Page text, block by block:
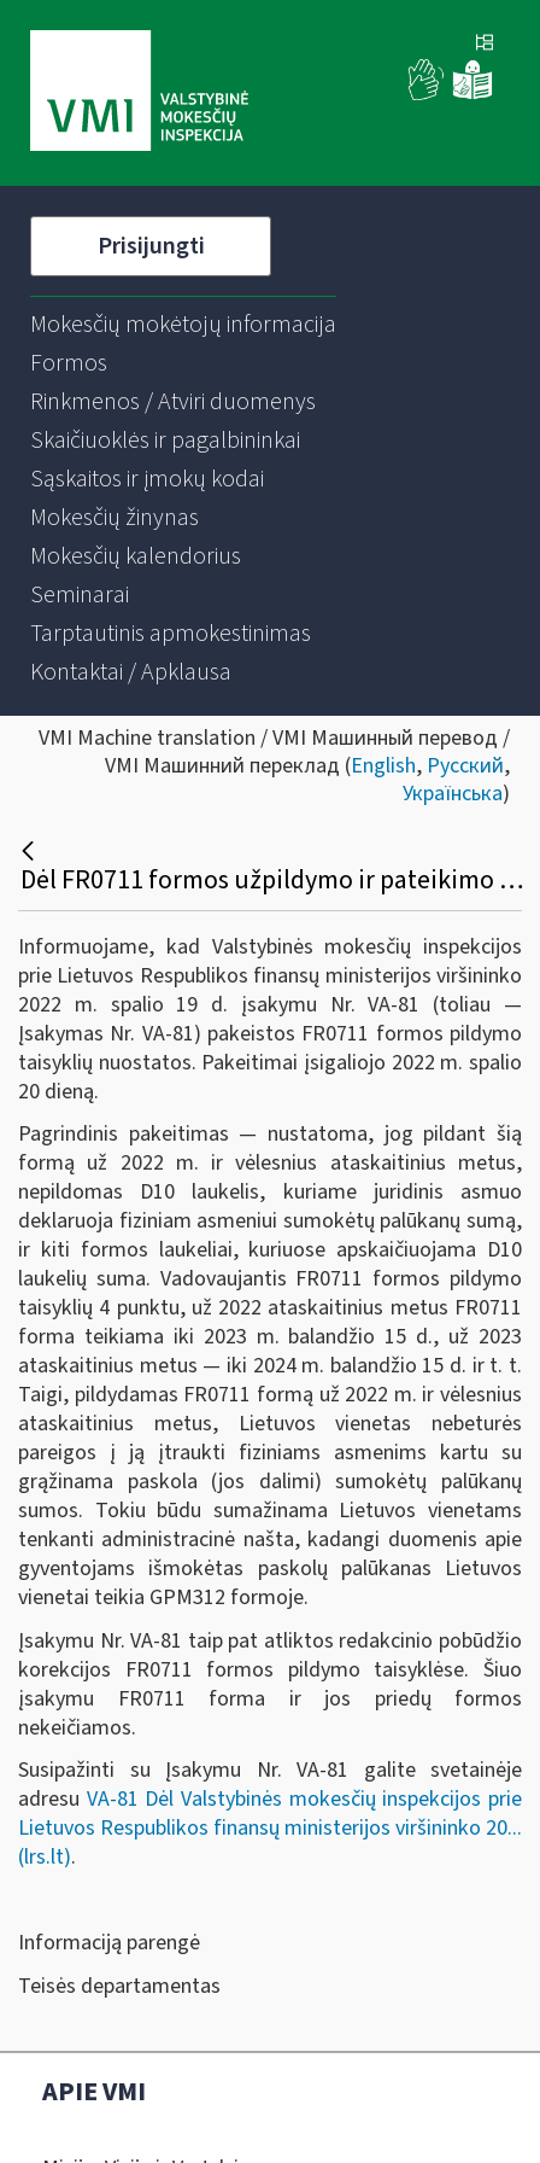
Prisijungti
Mokesčių mokėtojų informacija
Formos
Rinkmenos / Atviri duomenys
Skaičiuoklės ir pagalbininkai
Sąskaitos ir įmokų kodai
Mokesčių žinynas
Mokesčių kalendorius
Seminarai
Tarptautinis apmokestinimas
Kontaktai / Apklausa
VMI Machine translation / VMI Машинный перевод /
VMI Машинний переклад (English, Русский,
Українська)
Dėl FR0711 formos užpildymo ir pateikimo taisyklių pakeitimo
Informuojame, kad Valstybinės mokesčių inspekcijos
prie Lietuvos Respublikos finansų ministerijos viršininko
2022 m. spalio 19 d. įsakymu Nr. VA-81 (toliau —
Įsakymas Nr. VA-81) pakeistos FR0711 formos pildymo
taisyklių nuostatos. Pakeitimai įsigaliojo 2022 m. spalio
20 dieną.
Pagrindinis pakeitimas — nustatoma, jog pildant šią
formą už 2022 m. ir vėlesnius ataskaitinius metus,
nepildomas D10 laukelis, kuriame juridinis asmuo
deklaruoja fiziniam asmeniui sumokėtų palūkanų sumą,
ir kiti formos laukeliai, kuriuose apskaičiuojama D10
laukelių suma. Vadovaujantis FR0711 formos pildymo
taisyklių 4 punktu, už 2022 ataskaitinius metus FR0711
forma teikiama iki 2023 m. balandžio 15 d., už 2023
ataskaitinius metus — iki 2024 m. balandžio 15 d. ir t. t.
Taigi, pildydamas FR0711 formą už 2022 m. ir vėlesnius
ataskaitinius metus, Lietuvos vienetas nebeturės
pareigos į ją įtraukti fiziniams asmenims kartu su
grąžinama paskola (jos dalimi) sumokėtų palūkanų
sumos. Tokiu būdu sumažinama Lietuvos vienetams
tenkanti administracinė našta, kadangi duomenis apie
gyventojams išmokėtas paskolų palūkanas Lietuvos
vienetai teikia GPM312 formoje.
Įsakymu Nr. VA-81 taip pat atliktos redakcinio pobūdžio
korekcijos FR0711 formos pildymo taisyklėse. Šiuo
įsakymu FR0711 forma ir jos priedų formos
nekeičiamos.
Susipažinti su Įsakymu Nr. VA-81 galite svetainėje
adresu VA-81 Dėl Valstybinės mokesčių inspekcijos prie
Lietuvos Respublikos finansų ministerijos viršininko 20...
(lrs.lt).
Informaciją parengė
Teisės departamentas
APIE VMI